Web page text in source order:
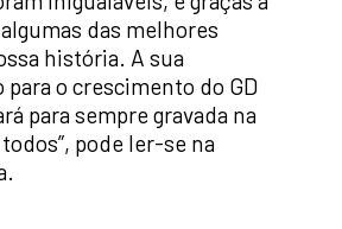
das melhores
história. A sua
o crescimento do GD
para sempre gravada na
pode ler-se na